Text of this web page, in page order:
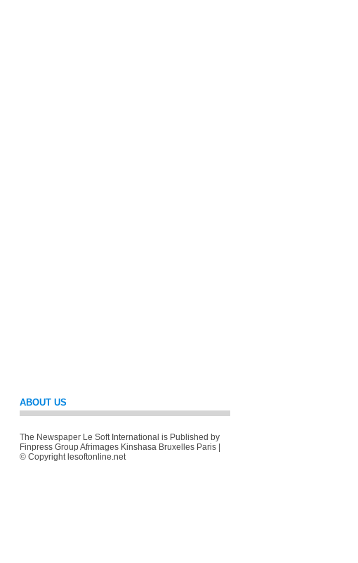
ABOUT US
The Newspaper Le Soft International is Published by
Finpress Group Afrimages Kinshasa Bruxelles Paris |
© Copyright lesoftonline.net